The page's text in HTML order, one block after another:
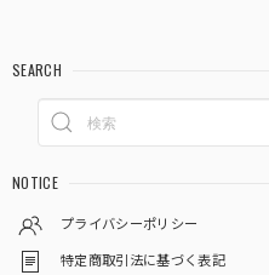
SEARCH
NOTICE
プライバシーポリシー
特定商取引法に基づく表記